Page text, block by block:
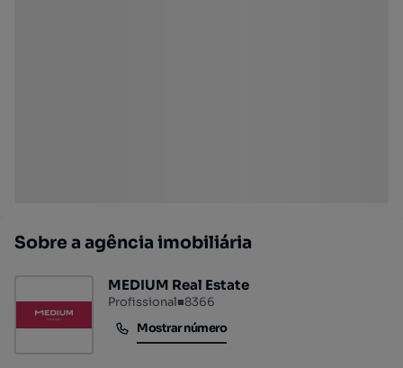
Sobre a agência imobiliária
MEDIUM Real Estate
Profissional■8366
Mostrar número
Mostrar número